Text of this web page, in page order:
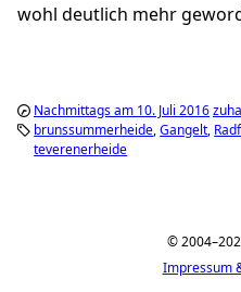
wohl deutlich mehr
Nachmittags am 10. Juli 2016
brunssummerheide Gangelt
teverenerheide
©
Impressum